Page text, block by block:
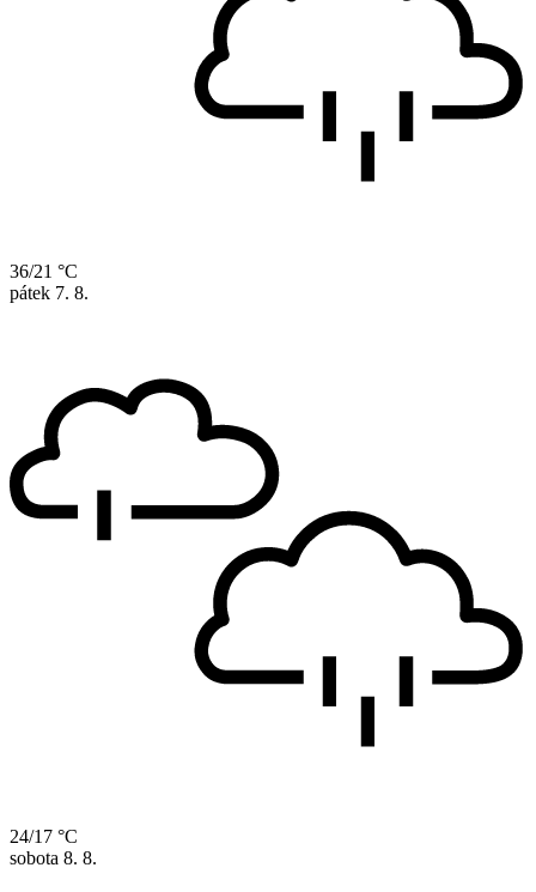
36/21 °C
pátek 7. 8.
24/17 °C
sobota 8. 8.